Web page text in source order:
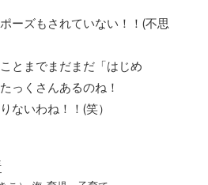
ーズもされていない！！(不思
とまでまだまだ「はじめ
っくさんあるのね！
ないわね！！(笑）